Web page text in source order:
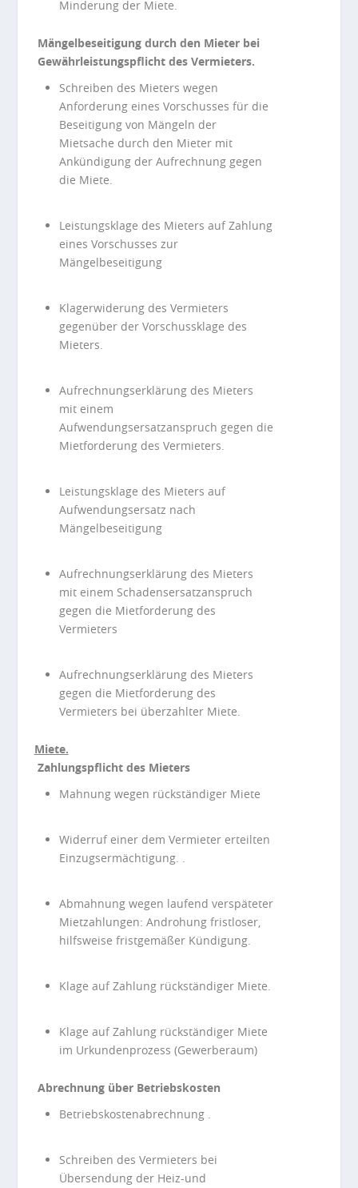
Minderung der Miete.
Mängelbeseitigung durch den Mieter bei
Gewährleistungspflicht des Vermieters.
Schreiben des Mieters wegen
Anforderung eines Vorschusses für die
Beseitigung von Mängeln der
Mietsache durch den Mieter mit
Ankündigung der Aufrechnung gegen
die Miete.
Leistungsklage des Mieters auf Zahlung
eines Vorschusses zur
Mängelbeseitigung
Klagerwiderung des Vermieters
gegenüber der Vorschussklage des
Mieters.
Aufrechnungserklärung des Mieters
mit einem
Aufwendungsersatzanspruch gegen die
Mietforderung des Vermieters.
Leistungsklage des Mieters auf
Aufwendungsersatz nach
Mängelbeseitigung
Aufrechnungserklärung des Mieters
mit einem Schadensersatzanspruch
gegen die Mietforderung des
Vermieters
Aufrechnungserklärung des Mieters
gegen die Mietforderung des
Vermieters bei überzahlter Miete.
Miete.
Zahlungspflicht des Mieters
Mahnung wegen rückständiger Miete
Widerruf einer dem Vermieter erteilten
Einzugsermächtigung. .
Abmahnung wegen laufend verspäteter
Mietzahlungen: Androhung fristloser,
hilfsweise fristgemäßer Kündigung.
Klage auf Zahlung rückständiger Miete.
Klage auf Zahlung rückständiger Miete
im Urkundenprozess (Gewerberaum)
Abrechnung über Betriebskosten
Betriebskostenabrechnung .
Schreiben des Vermieters bei
Übersendung der Heiz-und